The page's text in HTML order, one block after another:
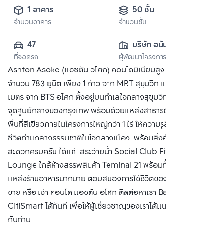
1 อาคาร
จำนวนอาคาร
50 ชั้น
จำนวนชั้น
47
ที่จอดรถ
บริษัท อนันดา ดี
เวลลอปเมนท์ จำกัด
(มหาชน)
ผู้พัฒนาโครงการ
Ashton Asoke (แอชตัน อโศก) คอนโดมิเนียมสูง 50 ชั้น
จำนวน 783 ยูนิต เพียง 1 ก้าว จาก MRT สุขุมวิท และเพียง 230
เมตร จาก BTS อโศก ตั้งอยู่บนทำเลใจกลางสุขุมวิท
จุดศูนย์กลางของกรุงเทพ พร้อมด้วยแหล่งสาธารณูปโภค พร้อม
พื้นที่สีเขียวภายในโครงการใหญ่กว่า 1 ไร่ ให้ความรูสึกเหมือนใช้
ชีวิตท่ามกลางธรรมชาติในใจกลางเมือง พร้อมสิ่งอำนวยความ
สะดวกครบครัน ได้แก่ สระว่ายน้ำ Social Club Fitness Sky
Lounge ใกล้ห้างสรรพสินค้า Teminal 21 พร้อมทั้งเป็นที่รวม
แหล่งร้านอาหารมากมาย ตอบสนองการใช้ชีวิตของคนเมือง ซื้อ
ขาย หรือ เช่า คอนโด แอชตัน อโศก ติดต่อหาเรา Bangkok
CitiSmart ได้ทันที เพื่อให้ผู้เชี่ยวชาญของเราได้แนะนำคอนโดให้
กับท่าน